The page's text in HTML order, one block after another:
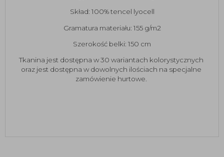
Skład: 100% tencel lyocell
Gramatura materiału: 155 g/m2
Szerokość belki: 150 cm
Tkanina jest dostępna w 30 wariantach kolorystycznych
oraz jest dostępna w dowolnych ilościach na specjalne
zamówienie hurtowe.